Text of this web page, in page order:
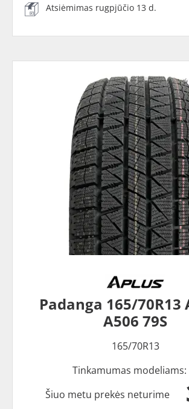
Atsiėmimas rugpjūčio 13 d.
Padanga 165/70R13
A506 79S
165/70R13
Tinkamumas modeliams:
Šiuo metu prekės neturime